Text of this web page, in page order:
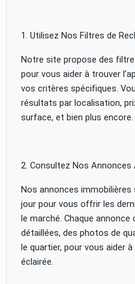
1. Utilisez Nos Filtres de
Notre site propose des
pour vous aider à trouver
vos critères spécifiques.
résultats par localisation,
surface, et bien plus encore.
2. Consultez Nos Annonces
Nos annonces
jour pour vous offrir les
le marché. Chaque
détaillées, des photos de
le quartier, pour vous aider
éclairée.